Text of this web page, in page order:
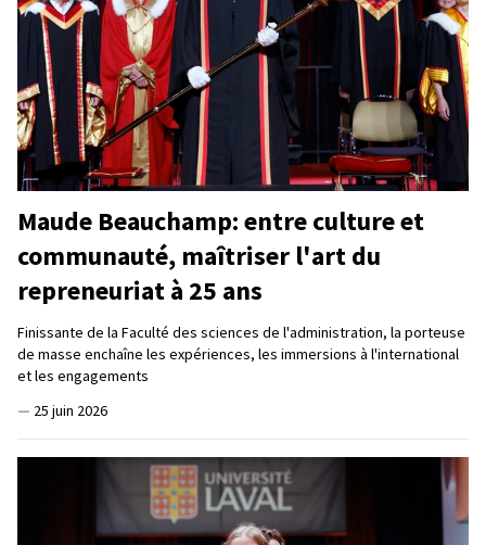
Maude Beauchamp: entre culture et
communauté, maîtriser l'art du
repreneuriat à 25 ans
Finissante de la Faculté des sciences de l'administration, la porteuse
de masse enchaîne les expériences, les immersions à l'international
et les engagements
— 25 juin 2026